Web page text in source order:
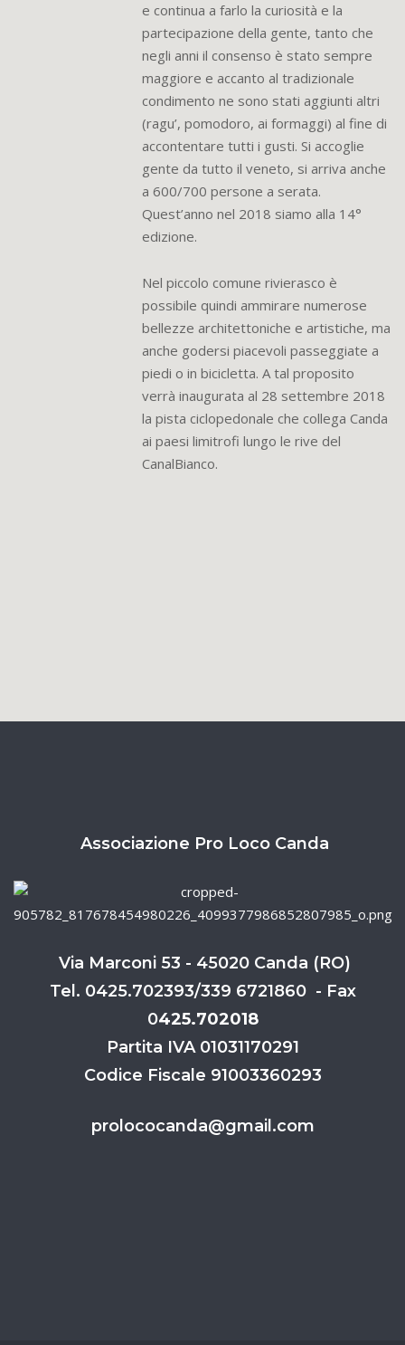
e continua a farlo la curiosità e la
partecipazione della gente, tanto che
negli anni il consenso è stato sempre
maggiore e accanto al tradizionale
condimento ne sono stati aggiunti altri
(ragu’, pomodoro, ai formaggi) al fine di
accontentare tutti i gusti. Si accoglie
gente da tutto il veneto, si arriva anche
a 600/700 persone a serata.
Quest’anno nel 2018 siamo alla 14°
edizione.
Nel piccolo comune rivierasco è
possibile quindi ammirare numerose
bellezze architettoniche e artistiche, ma
anche godersi piacevoli passeggiate a
piedi o in bicicletta. A tal proposito
verrà inaugurata al 28 settembre 2018
la pista ciclopedonale che collega Canda
ai paesi limitrofi lungo le rive del
CanalBianco.
Associazione Pro Loco Canda
Via Marconi 53 - 45020 Canda (RO)
Tel. 0425.702393/339 6721860 - Fax
0425.702018
Partita IVA 01031170291
Codice Fiscale 91003360293
prolococanda@gmail.com